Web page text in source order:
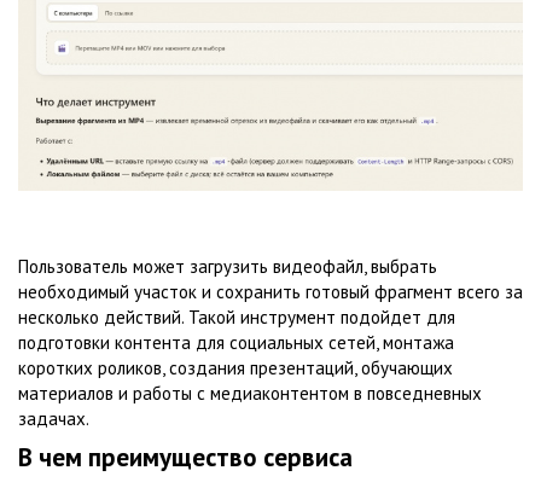
Пользователь может загрузить видеофайл, выбрать
необходимый участок и сохранить готовый фрагмент всего за
несколько действий. Такой инструмент подойдет для
подготовки контента для социальных сетей, монтажа
коротких роликов, создания презентаций, обучающих
материалов и работы с медиаконтентом в повседневных
задачах.
В чем преимущество сервиса